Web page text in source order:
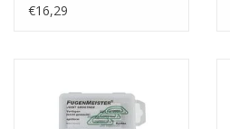
€16,29